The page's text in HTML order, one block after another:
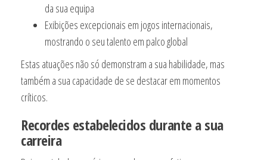
da sua equipa
Exibições excepcionais em jogos internacionais,
mostrando o seu talento em palco global
Estas atuações não só demonstram a sua habilidade, mas
também a sua capacidade de se destacar em momentos
críticos.
Recordes estabelecidos durante a sua
carreira